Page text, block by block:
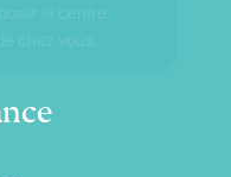
le centre
chez vous.